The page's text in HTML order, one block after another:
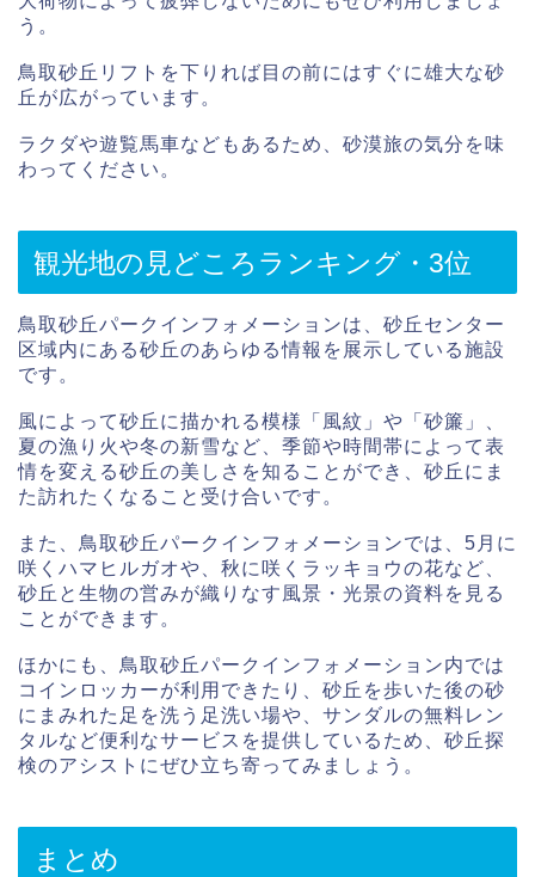
う。
鳥取砂丘リフトを下りれば目の前にはすぐに雄大な砂
丘が広がっています。
ラクダや遊覧馬車などもあるため、砂漠旅の気分を味
わってください。
観光地の見どころランキング・3位
鳥取砂丘パークインフォメーションは、砂丘センター
区域内にある砂丘のあらゆる情報を展示している施設
です。
風によって砂丘に描かれる模様「風紋」や「砂簾」、
夏の漁り火や冬の新雪など、季節や時間帯によって表
情を変える砂丘の美しさを知ることができ、砂丘にま
た訪れたくなること受け合いです。
また、鳥取砂丘パークインフォメーションでは、5月に
咲くハマヒルガオや、秋に咲くラッキョウの花など、
砂丘と生物の営みが織りなす風景・光景の資料を見る
ことができます。
ほかにも、鳥取砂丘パークインフォメーション内では
コインロッカーが利用できたり、砂丘を歩いた後の砂
にまみれた足を洗う足洗い場や、サンダルの無料レン
タルなど便利なサービスを提供しているため、砂丘探
検のアシストにぜひ立ち寄ってみましょう。
まとめ